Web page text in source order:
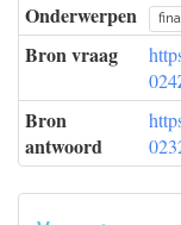
Onderwerpen
Bron vraag
Bron
antwoord